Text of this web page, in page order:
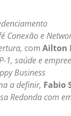
Conexão e
com Ailton
1, saúde e
Business
a definir, Fabio
Redonda com